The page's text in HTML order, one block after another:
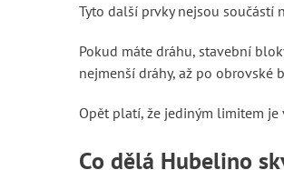
Tyto další prvky nejsou součástí
Pokud máte dráhu, stavební
nejmenší dráhy, až po obrovské
Opět platí, že jediným limitem
Co dělá Hubelino